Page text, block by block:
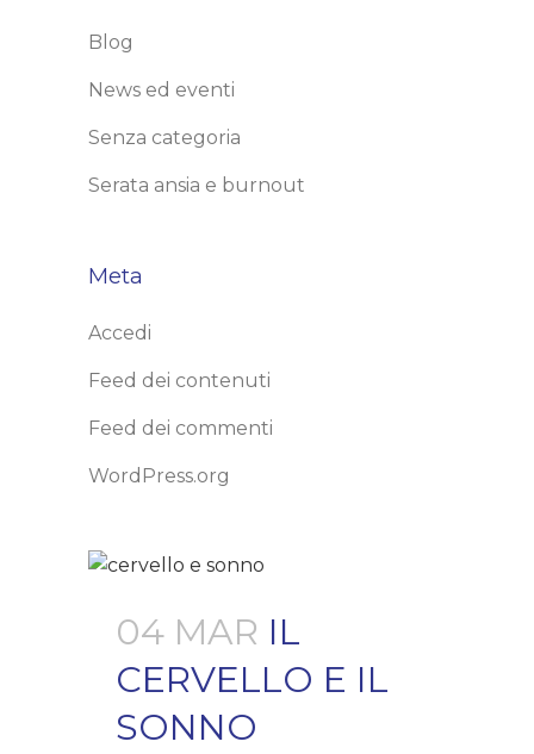
Blog
News ed eventi
Senza categoria
Serata ansia e burnout
Meta
Accedi
Feed dei contenuti
Feed dei commenti
WordPress.org
04 MAR IL
CERVELLO E IL
SONNO